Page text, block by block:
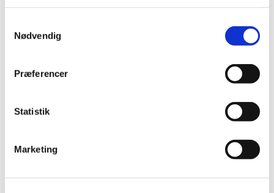
Nødvendig
Præferencer
Statistik
Marketing
Ud fra grundlæggende kendskab til energiformer og
hvordan CO2-aftryk og ressourceforbrug kan
Fakta
VEU-Godtgørelse og befordringstilskud
Praktiske informationer